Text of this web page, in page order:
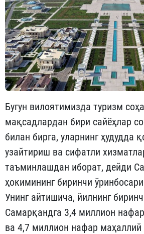
Бугун вилоятимизда туризм
мақсадлардан бири сайёҳлар
билан бирга, уларнинг ҳудудда
узайтириш ва сифатли
таъминлашдан иборат, дейди
ҳокимининг биринчи
Унинг айтишича, йилнинг
Самарқандга 3,4 миллион
ва 4,7 миллион нафар маҳаллий